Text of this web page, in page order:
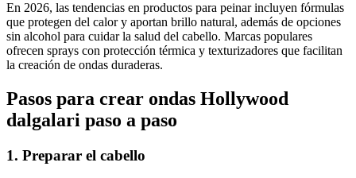
En 2026, las tendencias en productos para peinar incluyen fórmulas
que protegen del calor y aportan brillo natural, además de opciones
sin alcohol para cuidar la salud del cabello. Marcas populares
ofrecen sprays con protección térmica y texturizadores que facilitan
la creación de ondas duraderas.
Pasos para crear ondas Hollywood
dalgalari paso a paso
1. Preparar el cabello